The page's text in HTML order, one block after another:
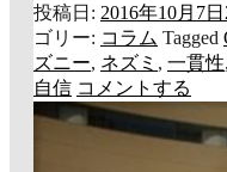
投稿日: 2016年10月7日
ゴリー: コラム Tagged
ズニー, ネズミ , 一貫性,
自信 コメントする